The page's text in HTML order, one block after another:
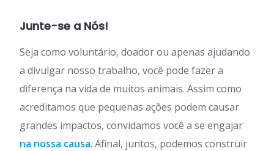
Junte-se a Nós!
Seja como voluntário, doador ou apenas ajudando
a divulgar nosso trabalho, você pode fazer a
diferença na vida de muitos animais. Assim como
acreditamos que pequenas ações podem causar
grandes impactos, convidamos você a se engajar
na nossa causa. Afinal, juntos, podemos construir